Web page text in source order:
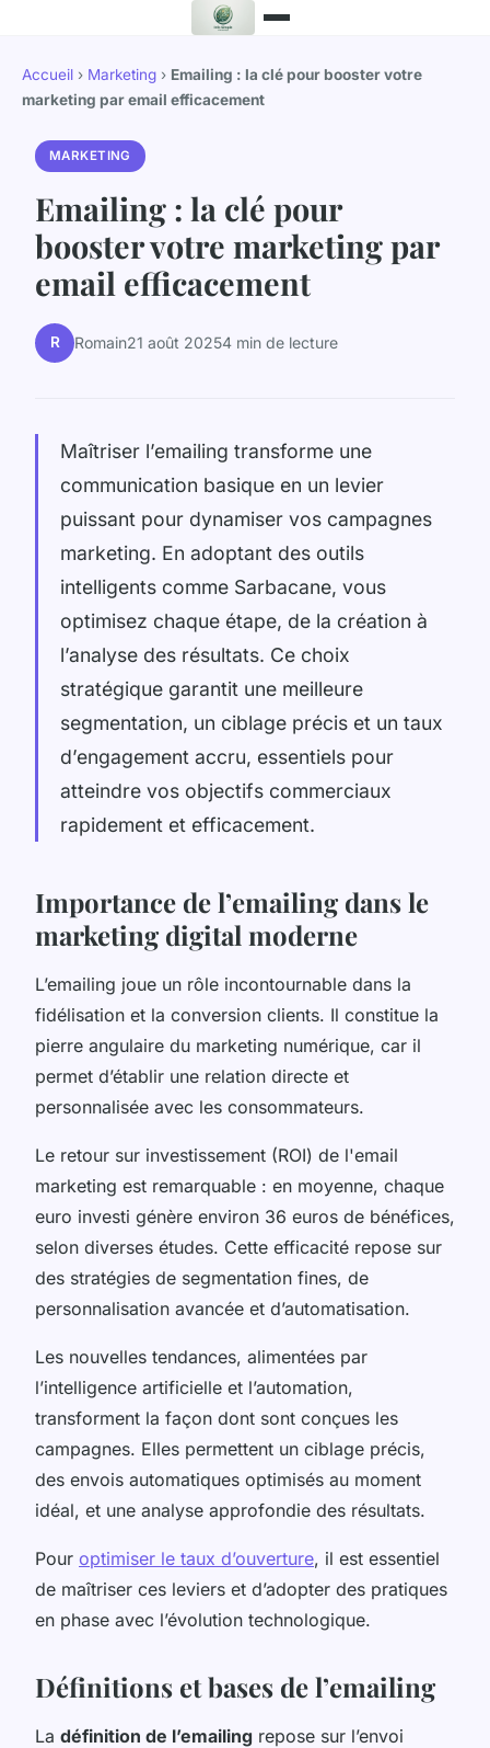
Accueil › Marketing › Emailing : la clé pour booster votre
marketing par email efficacement
MARKETING
Emailing : la clé pour
booster votre marketing par
email efficacement
R Romain21 août 20254 min de lecture
Maîtriser l’emailing transforme une
communication basique en un levier
puissant pour dynamiser vos campagnes
marketing. En adoptant des outils
intelligents comme Sarbacane, vous
optimisez chaque étape, de la création à
l’analyse des résultats. Ce choix
stratégique garantit une meilleure
segmentation, un ciblage précis et un taux
d’engagement accru, essentiels pour
atteindre vos objectifs commerciaux
rapidement et efficacement.
Importance de l’emailing dans le
marketing digital moderne
L’emailing joue un rôle incontournable dans la
fidélisation et la conversion clients. Il constitue la
pierre angulaire du marketing numérique, car il
permet d’établir une relation directe et
personnalisée avec les consommateurs.
Le retour sur investissement (ROI) de l'email
marketing est remarquable : en moyenne, chaque
euro investi génère environ 36 euros de bénéfices,
selon diverses études. Cette efficacité repose sur
des stratégies de segmentation fines, de
personnalisation avancée et d’automatisation.
Les nouvelles tendances, alimentées par
l’intelligence artificielle et l’automation,
transforment la façon dont sont conçues les
campagnes. Elles permettent un ciblage précis,
des envois automatiques optimisés au moment
idéal, et une analyse approfondie des résultats.
Pour optimiser le taux d’ouverture, il est essentiel
de maîtriser ces leviers et d’adopter des pratiques
en phase avec l’évolution technologique.
Définitions et bases de l’emailing
La définition de l’emailing repose sur l’envoi